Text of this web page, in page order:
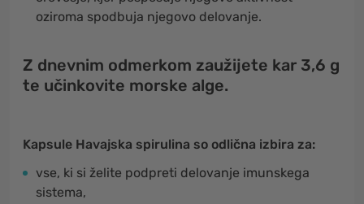
oziroma spodbuja njegovo delovanje.
Z dnevnim odmerkom zaužijete kar 3,6 g
te učinkovite morske alge.
Kapsule Havajska spirulina so odlična izbira za:
vse, ki si želite podpreti delovanje imunskega
sistema,